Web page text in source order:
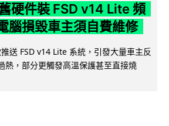
硬件裝 FSD v14 Lite 頻
腦損毀車主須自費維修
送 FSD v14 Lite 系統，引發大量車主反
熱，部分更觸發高溫保護甚至直接燒